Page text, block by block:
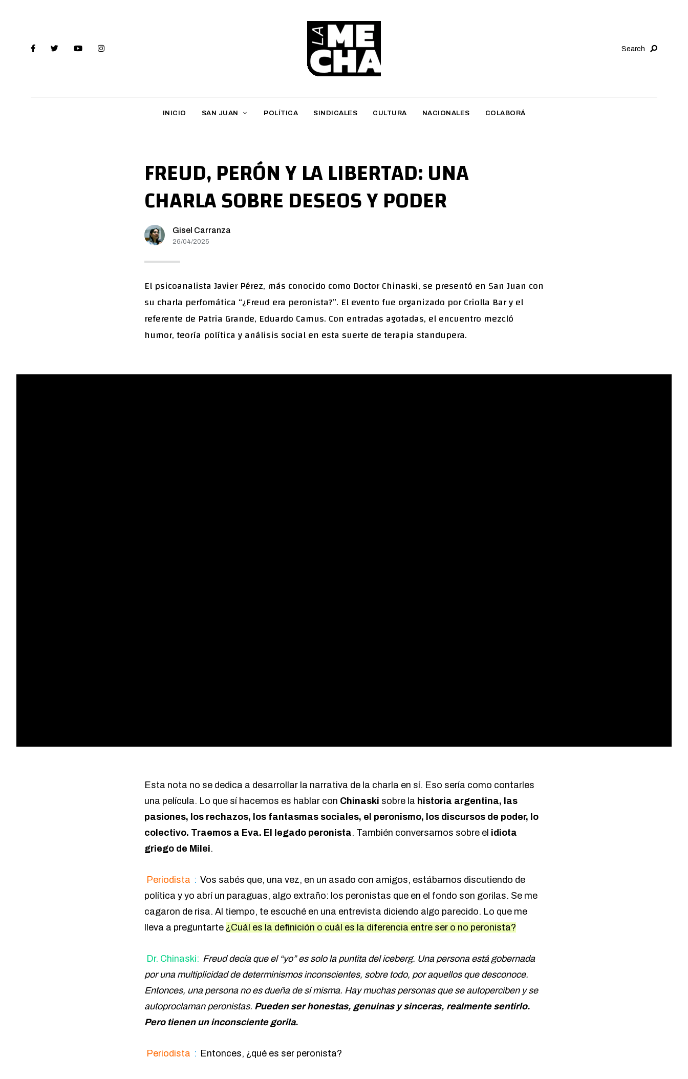
a
M
h
a
Search
INICIO SAN JUAN POLÍTICA SINDICALES CULTURA NACIONALES COLABORÁ
FREUD, PERÓN Y LA LIBERTAD: UNA
CHARLA SOBRE DESEOS Y PODER
Gisel Carranza
26/04/2025
El psicoanalista Javier Pérez, más conocido como Doctor Chinaski, se presentó en San Juan con
su charla perfomática “¿Freud era peronista?”. El evento fue organizado por Criolla Bar y el
referente de Patria Grande, Eduardo Camus. Con entradas agotadas, el encuentro mezcló
humor, teoría política y análisis social en esta suerte de terapia standupera.
Esta nota no se dedica a desarrollar la narrativa de la charla en sí. Eso sería como contarles
una película. Lo que sí hacemos es hablar con Chinaski sobre la historia argentina, las
pasiones, los rechazos, los fantasmas sociales, el peronismo, los discursos de poder, lo
colectivo. Traemos a Eva. El legado peronista. También conversamos sobre el idiota
griego de Milei.
Periodista : Vos sabés que, una vez, en un asado con amigos, estábamos discutiendo de
política y yo abrí un paraguas, algo extraño: los peronistas que en el fondo son gorilas. Se me
cagaron de risa. Al tiempo, te escuché en una entrevista diciendo algo parecido. Lo que me
lleva a preguntarte ¿Cuál es la definición o cuál es la diferencia entre ser o no peronista?
Dr. Chinaski: Freud decía que el “yo” es solo la puntita del iceberg. Una persona está gobernada
por una multiplicidad de determinismos inconscientes, sobre todo, por aquellos que desconoce.
Entonces, una persona no es dueña de sí misma. Hay muchas personas que se autoperciben y se
autoproclaman peronistas. Pueden ser honestas, genuinas y sinceras, realmente sentirlo.
Pero tienen un inconsciente gorila.
Periodista : Entonces, ¿qué es ser peronista?